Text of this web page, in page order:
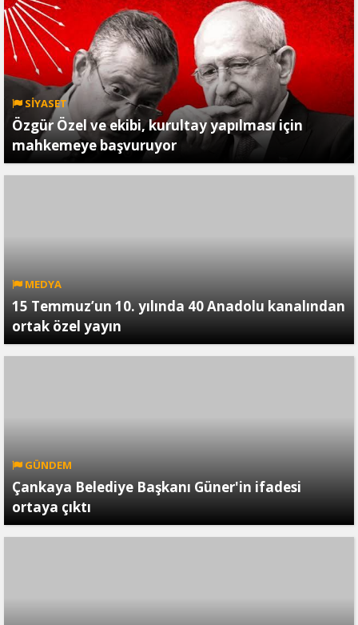
SİYASET
Özgür Özel ve ekibi, kurultay yapılması için
mahkemeye başvuruyor
MEDYA
15 Temmuz’un 10. yılında 40 Anadolu kanalından
ortak özel yayın
GÜNDEM
Çankaya Belediye Başkanı Güner'in ifadesi
ortaya çıktı